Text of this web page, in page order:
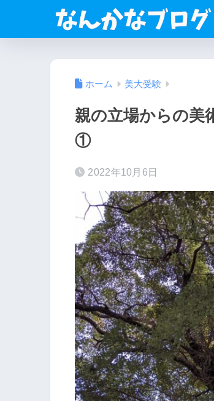
ホーム 美大受験
親の立場からの
①
2022年10月6日